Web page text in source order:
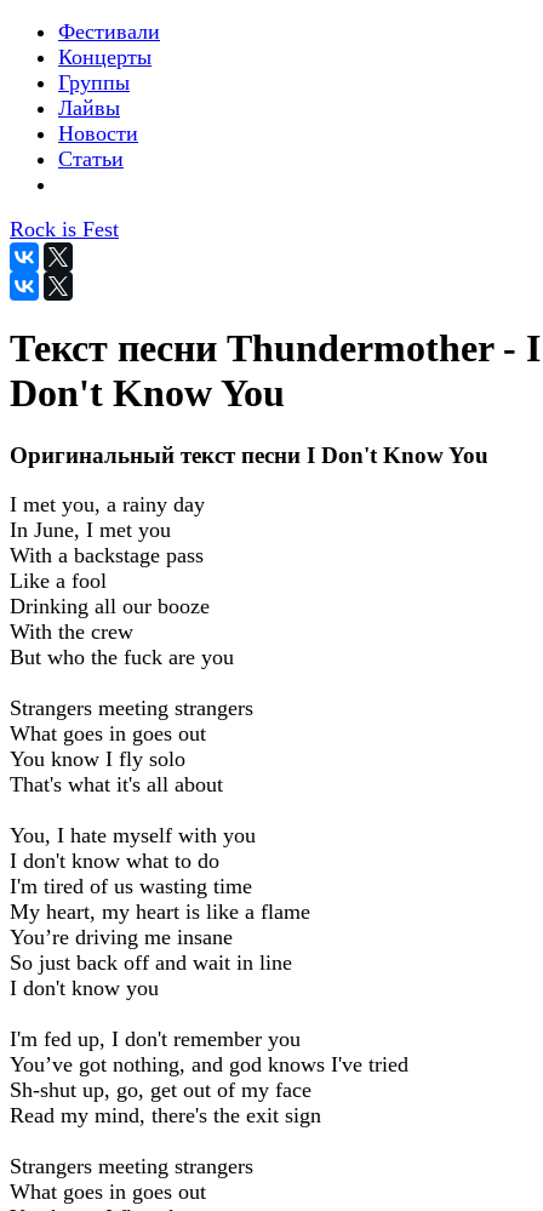
Фестивали
Концерты
Группы
Лайвы
Новости
Статьи
Rock is Fest
Текст песни Thundermother - I
Don't Know You
Оригинальный текст песни I Don't Know You
I met you, a rainy day
In June, I met you
With a backstage pass
Like a fool
Drinking all our booze
With the crew
But who the fuck are you
Strangers meeting strangers
What goes in goes out
You know I fly solo
That's what it's all about
You, I hate myself with you
I don't know what to do
I'm tired of us wasting time
My heart, my heart is like a flame
You’re driving me insane
So just back off and wait in line
I don't know you
I'm fed up, I don't remember you
You’ve got nothing, and god knows I've tried
Sh-shut up, go, get out of my face
Read my mind, there's the exit sign
Strangers meeting strangers
What goes in goes out